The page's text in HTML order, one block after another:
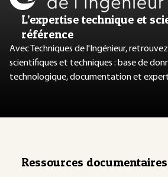
L’expertise technique et
référence
Avec Techniques de l'Ingénieur,
scientifiques et techniques : base de
technologique, documentation et
Ressources documentaires